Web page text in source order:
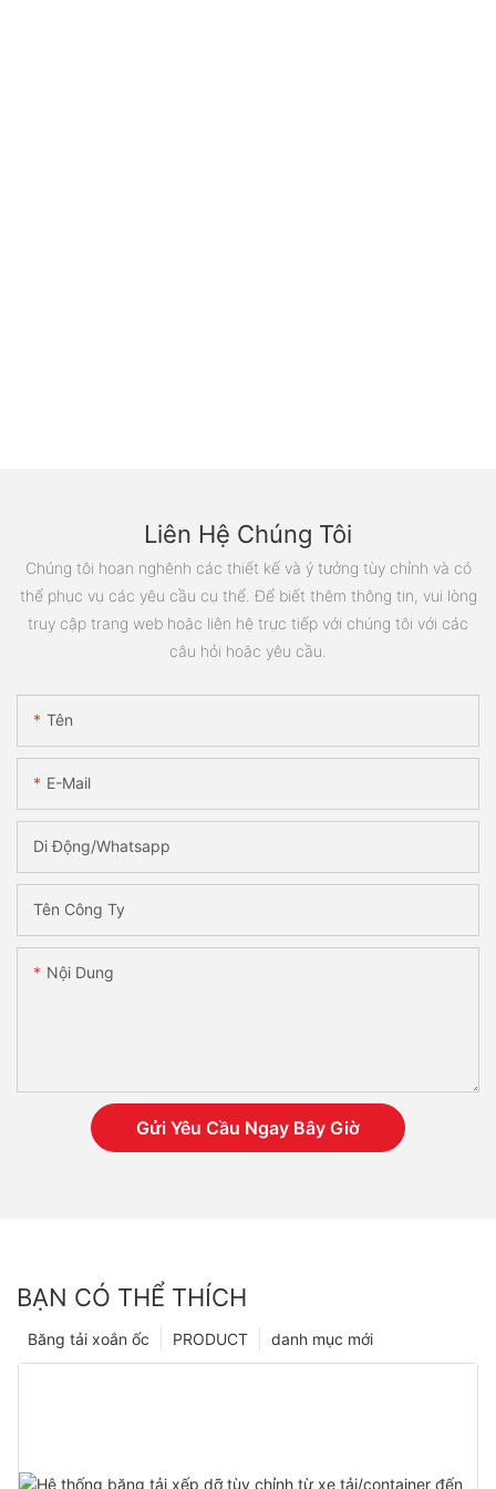
Liên Hệ Chúng Tôi
Chúng tôi hoan nghênh các thiết kế và ý tưởng tùy chỉnh và có
thể phục vụ các yêu cầu cụ thể. Để biết thêm thông tin, vui lòng
truy cập trang web hoặc liên hệ trực tiếp với chúng tôi với các
câu hỏi hoặc yêu cầu.
Tên
E-Mail
Di Động/Whatsapp
Tên Công Ty
Nội Dung
Gửi Yêu Cầu Ngay Bây Giờ
BẠN CÓ THỂ THÍCH
danh mục mới
PRODUCT
Băng tải xoắn ốc